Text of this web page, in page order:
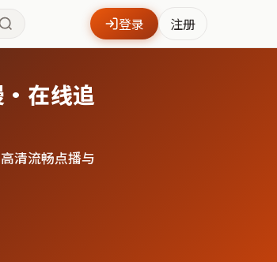
登录 注册
·在线追
清流畅点播与